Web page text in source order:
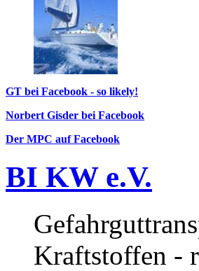
GT bei Facebook - so likely!
Norbert Gisder bei Facebook
Der MPC auf Facebook
BI KW e.V.
Kraftstoffen -